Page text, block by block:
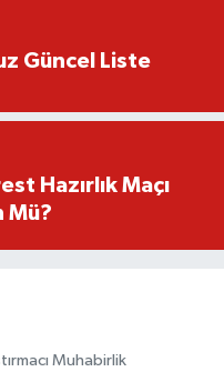
Güncel Liste
Hazırlık Maçı
Mü?
Muhabirlik